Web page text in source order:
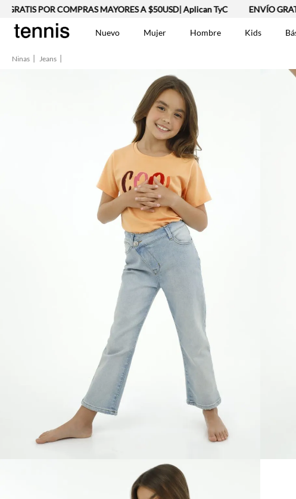
POR COMPRAS MAYORES A $50USD| Aplican TyC ENVÍO
Nuevo Mujer Hombre Kids
Ninas Jeans
1.
2. Lino
3. Camisetas
4. Chaqueta
5. Bermuda
Jean Hombre
7. Vestido
8. Tshirt-Negro-Tsh-Ent-0007699
9.
10 Falda